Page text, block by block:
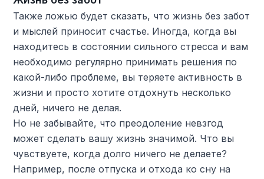
Также ложью будет сказать, что жизнь без забот
и мыслей приносит счастье. Иногда, когда вы
находитесь в состоянии сильного стресса и вам
необходимо регулярно принимать решения по
какой-либо проблеме, вы теряете активность в
жизни и просто хотите отдохнуть несколько
дней, ничего не делая.
Но не забывайте, что преодоление невзгод
может сделать вашу жизнь значимой. Что вы
чувствуете, когда долго ничего не делаете?
Например, после отпуска и отхода ко сну на